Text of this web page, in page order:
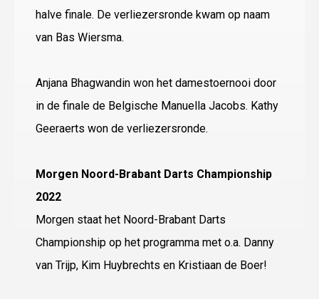
halve finale. De verliezersronde kwam op naam
van Bas Wiersma.
Anjana Bhagwandin won het damestoernooi door
in de finale de Belgische Manuella Jacobs. Kathy
Geeraerts won de verliezersronde.
Morgen Noord-Brabant Darts Championship
2022
Morgen staat het Noord-Brabant Darts
Championship op het programma met o.a. Danny
van Trijp, Kim Huybrechts en Kristiaan de Boer!